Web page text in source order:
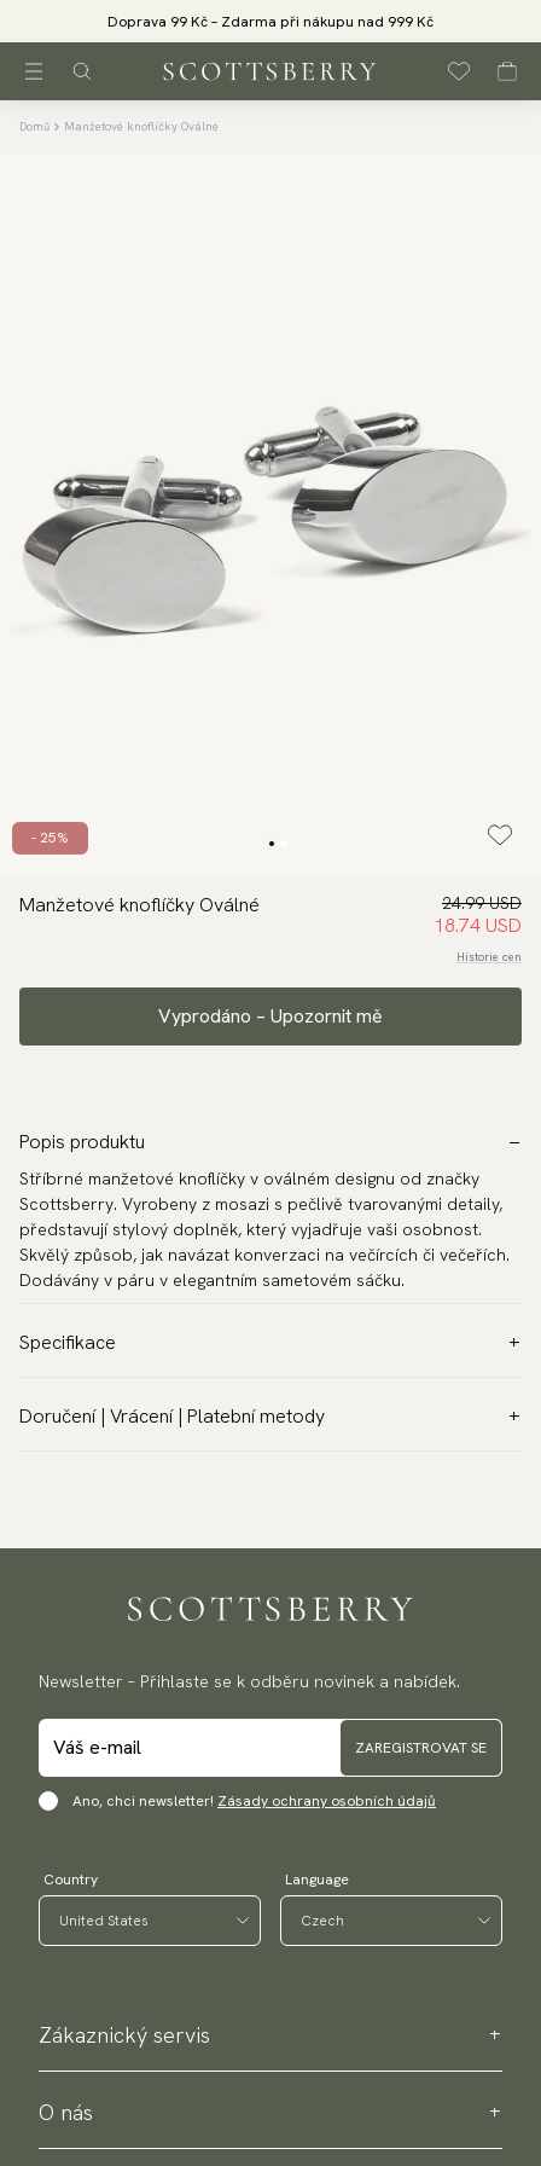
Doprava 99 Kč – Zdarma při nákupu nad 999 Kč
Domů Manžetové knoflíčky Oválné
- 25%
Manžetové knoflíčky Oválné 24.99 USD
18.74 USD
Historie cen
Vyprodáno – Upozornit mě
Popis produktu
Stříbrné manžetové knoflíčky v oválném designu od značky
Scottsberry. Vyrobeny z mosazi s pečlivě tvarovanými detaily,
představují stylový doplněk, který vyjadřuje vaši osobnost.
Skvělý způsob, jak navázat konverzaci na večírcích či večeřích.
Dodávány v páru v elegantním sametovém sáčku.
Specifikace
Záruka: 5 roky
Doručení | Vrácení | Platební metody
Máme politiku vrácení do 100 dnů pro vrácení nebo výměnu
Způsoby platby
Nabízíme různé způsoby platby, jako jsou platby kartou a
PayPal. Přejděte k pokladně a vyplňte svou zemi a adresu,
Newsletter – Přihlaste se k odběru novinek a nabídek.
ZAREGISTROVAT SE
Ano, chci newsletter! Zásady ochrany osobních údajů
Country Language
Zákaznický servis
Kontaktujte nás
Informace o nákupu
O nás
O Scottsberry